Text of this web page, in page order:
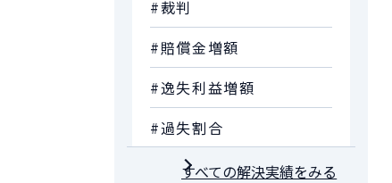
#裁判
#賠償金増額
#逸失利益増額
#過失割合
すべての解決実績をみる